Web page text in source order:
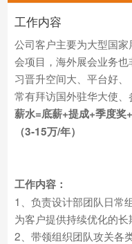
工作内容
公司客户主要为大型国
会项目，海外展会业务
习晋升空间大、平台好
常有拜访国外驻华大使、
薪水=底薪+提成+季度奖
（3-15万/年）
工作内容：
1、负责设计部团队日常
为客户提供持续优化的长
2、带领组织团队攻关各